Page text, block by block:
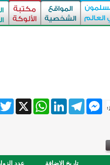
X
WhatsApp
LinkedIn
Telegram
Messenger
تاريخ الإضافة عدد الزوار